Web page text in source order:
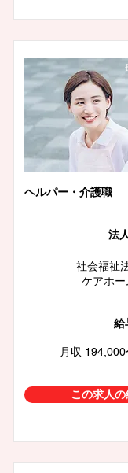
ヘルパー・介護職
法
社会福祉
ケアホ
給
月収
この求人